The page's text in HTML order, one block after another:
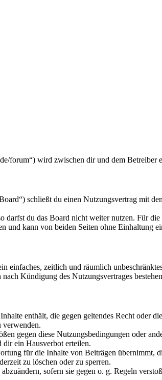
forum“) wird zwischen dir und dem Betreiber
schließt du einen Nutzungsvertrag mit
darfst du das Board nicht weiter nutzen. Für
und kann von beiden Seiten ohne Einhaltung
einfaches, zeitlich und räumlich
Kündigung des Nutzungsvertrages
enthält, die gegen geltendes Recht oder
verwenden.
gegen diese Nutzungsbedingungen oder
dir ein Hausverbot erteilen.
für die Inhalte von Beiträgen übernimmt,
zu löschen oder zu sperren.
sofern sie gegen o. g. Regeln